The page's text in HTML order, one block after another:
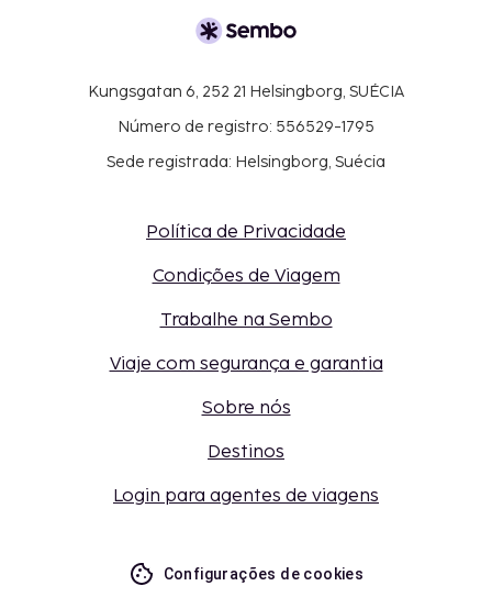
Kungsgatan 6, 252 21 Helsingborg, SUÉCIA
Número de registro: 556529-1795
Sede registrada: Helsingborg, Suécia
Política de Privacidade
Condições de Viagem
Trabalhe na Sembo
Viaje com segurança e garantia
Sobre nós
Destinos
Login para agentes de viagens
Configurações de cookies